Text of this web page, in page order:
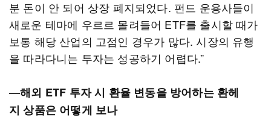
분 돈이 안 되어 상장 폐지되었다. 펀드 운용사들이
새로운 테마에 우르르 몰려들어 ETF를 출시할 때가
보통 해당 산업의 고점인 경우가 많다. 시장의 유행
을 따라다니는 투자는 성공하기 어렵다.”
―해외 ETF 투자 시 환율 변동을 방어하는 환헤
지 상품은 어떻게 보나